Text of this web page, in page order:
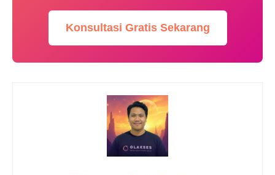
Konsultasi Gratis Sekarang